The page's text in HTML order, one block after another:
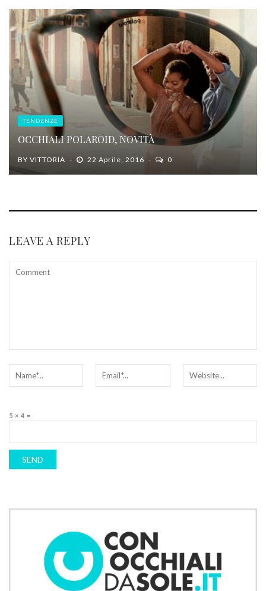
TENDENZE
OCCHIALI POLAROID, NOVITÀ
BY VITTORIA 22 Aprile, 2016 0
LEAVE A REPLY
5 × 4 =